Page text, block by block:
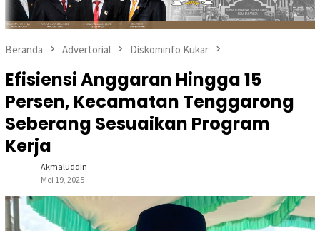
Beranda Advertorial Diskominfo Kukar
Efisiensi Anggaran Hingga 15
Persen, Kecamatan Tenggarong
Seberang Sesuaikan Program
Kerja
Akmaluddin
Mei 19, 2025